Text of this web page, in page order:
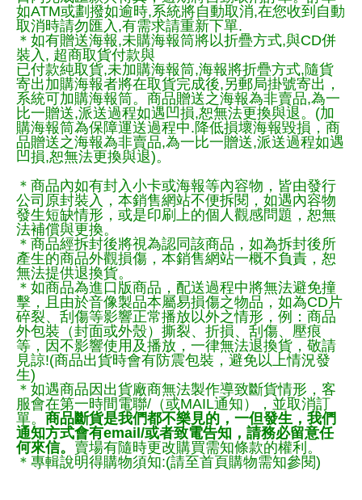
如ATM或劃撥如逾時,系統將自動取消,在您收到自動
取消時請勿匯入,有需求請重新下單.
＊如有贈送海報,未購海報筒將以折疊方式,與CD併
裝入, 超商取貨付款與
已付款純取貨,未加購海報筒,海報將折疊方式,隨貨
寄出加購海報者將在取貨完成後,另郵局掛號寄出，
系統可加購海報筒。商品贈送之海報為非賣品,為一
比一贈送,派送過程如遇凹損,恕無法更換與退。(加
購海報筒為保障運送過程中.降低損壞海報毀損，商
品贈送之海報為非賣品,為一比一贈送,派送過程如遇
凹損,恕無法更換與退)。
＊商品內如有封入小卡或海報等內容物，皆由發行
公司原封裝入，本銷售網站不便拆閱，如遇內容物
發生短缺情形，或是印刷上的個人觀感問題，恕無
法補償與更換。
＊商品經拆封後將視為認同該商品，如為拆封後所
產生的商品外觀損傷，本銷售網站一概不負責，恕
無法提供退換貨。
＊如商品為進口版商品，配送過程中將無法避免撞
擊，且由於音像製品本屬易損傷之物品，如為CD片
碎裂、刮傷等影響正常播放以外之情形，例：商品
外包裝（封面或外殼）撕裂、折損、刮傷、壓痕
等，因不影響使用及播放，一律無法退換貨，敬請
見諒!(商品出貨時會有防震包裝，避免以上情況發
生)
＊如遇商品因出貨廠商無法製作導致斷貨情形，客
服會在第一時間電聯/（或MAIL通知），並取消訂
單。 商品斷貨是我們都不樂見的，一但發生，我們
通知方式會有email/或者致電告知，請務必留意任
何來信。 賣場有隨時更改購買需知條款的權利。
＊專輯說明得購物須知:(請至首頁購物需知參閱)